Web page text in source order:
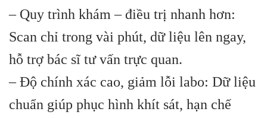
– Quy trình khám – điều trị nhanh hơn:
Scan chỉ trong vài phút, dữ liệu lên ngay,
hỗ trợ bác sĩ tư vấn trực quan.
– Độ chính xác cao, giảm lỗi labo: Dữ liệu
chuẩn giúp phục hình khít sát, hạn chế